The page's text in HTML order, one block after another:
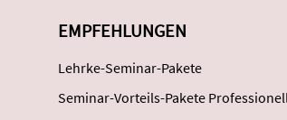
EMPFEHLUNGEN
Lehrke-Seminar-Pakete
Seminar-Vorteils-Pakete